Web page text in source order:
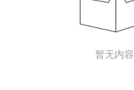
暂无内容